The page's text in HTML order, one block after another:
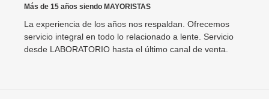
Más de 15 años siendo MAYORISTAS
La experiencia de los años nos respaldan. Ofrecemos
servicio integral en todo lo relacionado a lente. Servicio
desde LABORATORIO hasta el último canal de venta.